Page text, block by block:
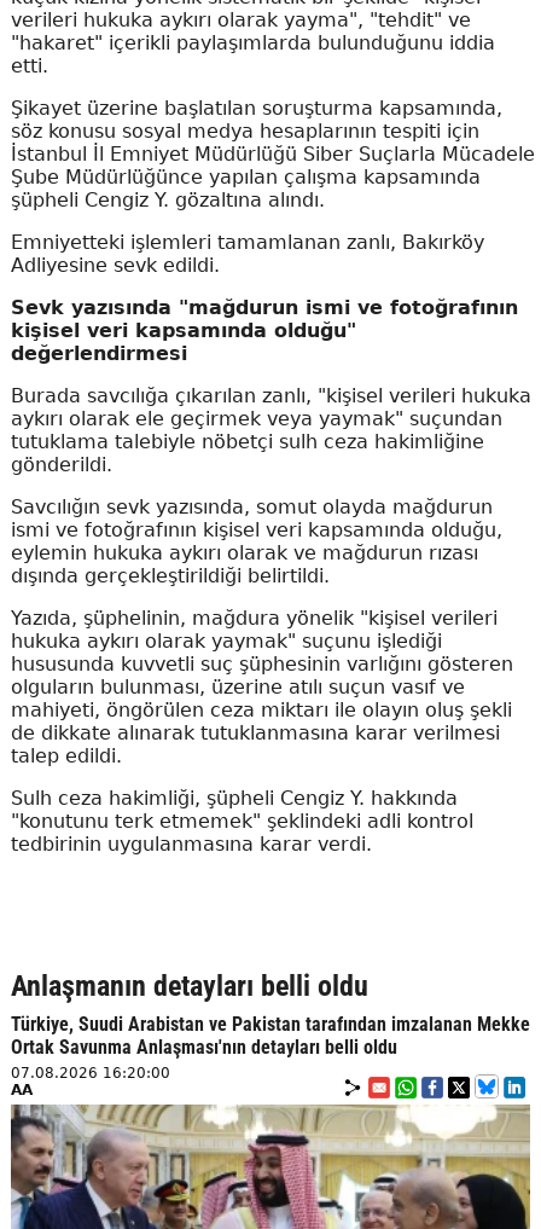
verileri hukuka aykırı olarak yayma", "tehdit" ve
"hakaret" içerikli paylaşımlarda bulunduğunu iddia
etti.
Şikayet üzerine başlatılan soruşturma kapsamında,
söz konusu sosyal medya hesaplarının tespiti için
İstanbul İl Emniyet Müdürlüğü Siber Suçlarla Mücadele
Şube Müdürlüğünce yapılan çalışma kapsamında
şüpheli Cengiz Y. gözaltına alındı.
Emniyetteki işlemleri tamamlanan zanlı, Bakırköy
Adliyesine sevk edildi.
Sevk yazısında "mağdurun ismi ve fotoğrafının
kişisel veri kapsamında olduğu"
değerlendirmesi
Burada savcılığa çıkarılan zanlı, "kişisel verileri hukuka
aykırı olarak ele geçirmek veya yaymak" suçundan
tutuklama talebiyle nöbetçi sulh ceza hakimliğine
gönderildi.
Savcılığın sevk yazısında, somut olayda mağdurun
ismi ve fotoğrafının kişisel veri kapsamında olduğu,
eylemin hukuka aykırı olarak ve mağdurun rızası
dışında gerçekleştirildiği belirtildi.
Yazıda, şüphelinin, mağdura yönelik "kişisel verileri
hukuka aykırı olarak yaymak" suçunu işlediği
hususunda kuvvetli suç şüphesinin varlığını gösteren
olguların bulunması, üzerine atılı suçun vasıf ve
mahiyeti, öngörülen ceza miktarı ile olayın oluş şekli
de dikkate alınarak tutuklanmasına karar verilmesi
talep edildi.
Sulh ceza hakimliği, şüpheli Cengiz Y. hakkında
"konutunu terk etmemek" şeklindeki adli kontrol
tedbirinin uygulanmasına karar verdi.
Anlaşmanın detayları belli oldu
Türkiye, Suudi Arabistan ve Pakistan tarafından imzalanan Mekke
Ortak Savunma Anlaşması'nın detayları belli oldu
07.08.2026 16:20:00
AA